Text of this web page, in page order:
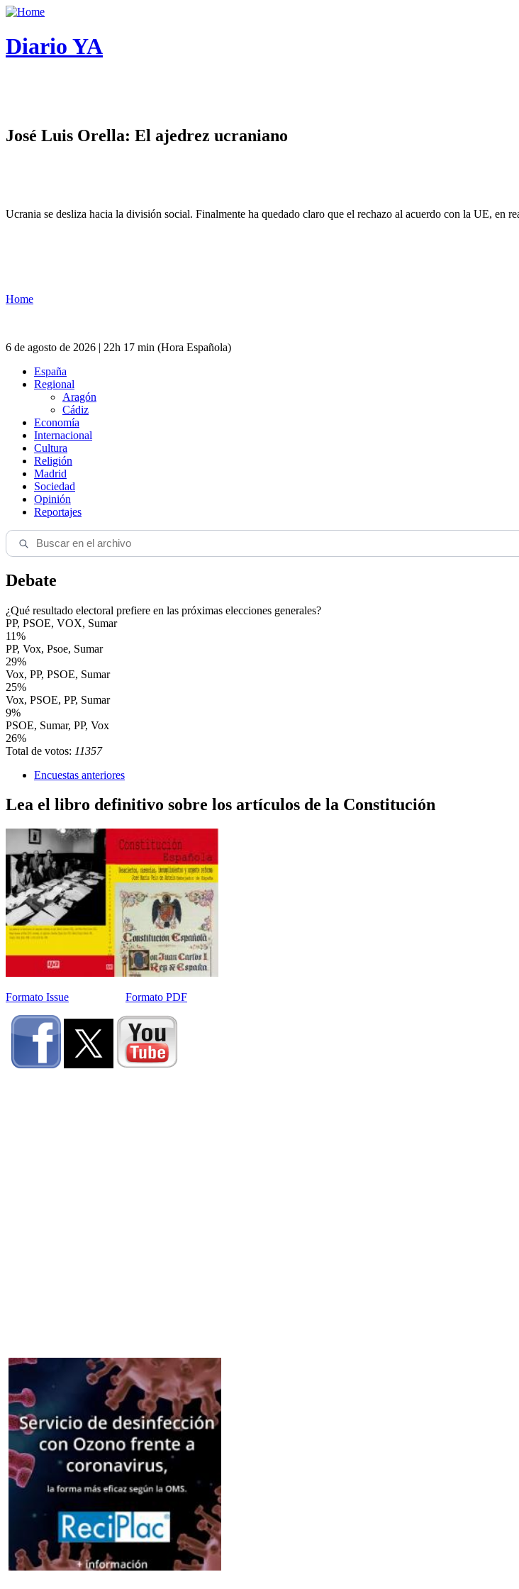
Diario YA
José Luis Orella: El ajedrez ucraniano
Ucrania se desliza hacia la división social. Finalmente ha quedado claro que el rechazo al acuerdo con la UE, en
Home
6 de agosto de 2026 | 22h 17 min (Hora Española)
España
Regional
Aragón
Cádiz
Economía
Internacional
Cultura
Religión
Madrid
Sociedad
Opinión
Reportajes
Debate
¿Qué resultado electoral prefiere en las próximas elecciones generales?
PP, PSOE, VOX, Sumar
11%
PP, Vox, Psoe, Sumar
29%
Vox, PP, PSOE, Sumar
25%
Vox, PSOE, PP, Sumar
9%
PSOE, Sumar, PP, Vox
26%
Total de votos: 11357
Encuestas anteriores
Lea el libro definitivo sobre los artículos de la Constitución
Formato Issue Formato PDF